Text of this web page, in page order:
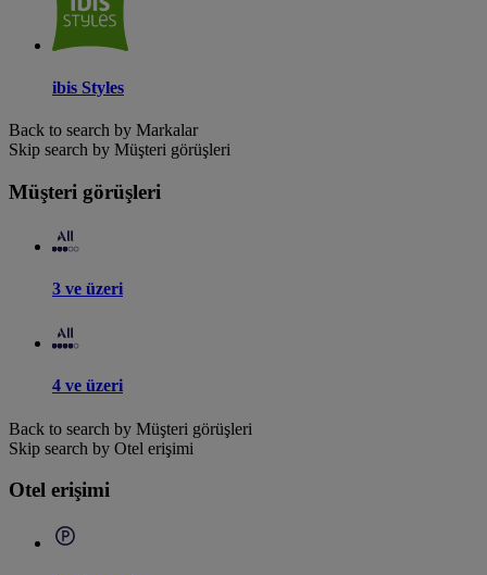
ibis Styles
Back to search by Markalar
Skip search by Müşteri görüşleri
Müşteri görüşleri
3 ve üzeri
4 ve üzeri
Back to search by Müşteri görüşleri
Skip search by Otel erişimi
Otel erişimi